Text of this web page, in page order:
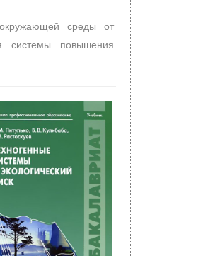
среды от
системы повышения